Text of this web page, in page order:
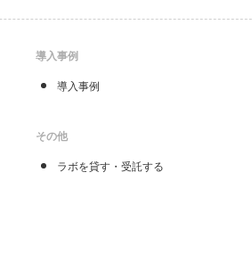
導入事例
導入事例
その他
ラボを貸す・受託する